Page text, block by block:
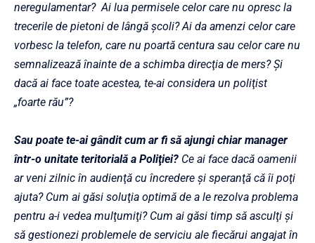
neregulamentar? Ai lua permisele celor care nu opresc la
trecerile de pietoni de lângă şcoli? Ai da amenzi celor care
vorbesc la telefon, care nu poartă centura sau celor care nu
semnalizează înainte de a schimba direcţia de mers? Şi
dacă ai face toate acestea, te-ai considera un poliţist
„foarte rău”?
Sau poate te-ai gândit cum ar fi să ajungi chiar manager
într-o unitate teritorială a Poliţiei? Ce ai face dacă oamenii
ar veni zilnic în audienţă cu încredere şi speranţă că îi poţi
ajuta? Cum ai găsi soluţia optimă de a le rezolva problema
pentru a-i vedea mulţumiţi? Cum ai găsi timp să asculţi şi
să gestionezi problemele de serviciu ale fiecărui angajat în